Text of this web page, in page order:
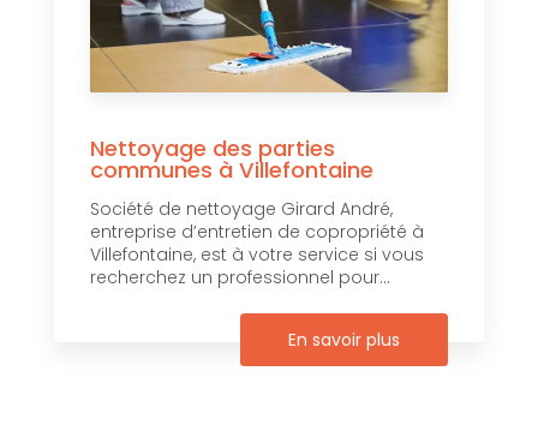
Nettoyage des parties
communes à Villefontaine
Société de nettoyage Girard André,
entreprise d’entretien de copropriété à
Villefontaine, est à votre service si vous
recherchez un professionnel pour...
En savoir plus